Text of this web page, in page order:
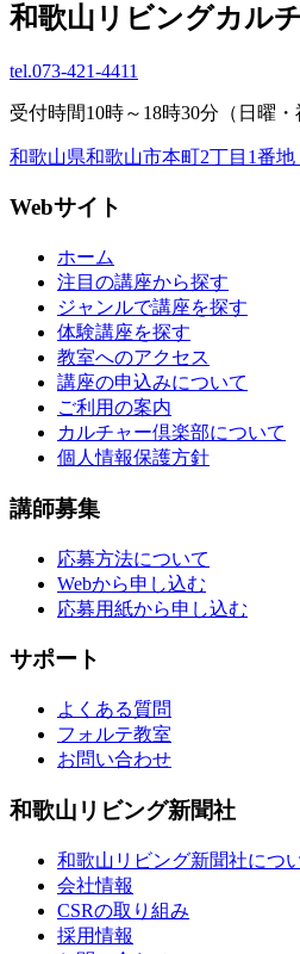
和歌山リビングカル
tel.073-421-4411
受付時間10時～18時30分（日曜・
和歌山県和歌山市本町2丁目1番
Webサイト
ホーム
注目の講座から探す
ジャンルで講座を探す
体験講座を探す
教室へのアクセス
講座の申込みについて
ご利用の案内
カルチャー倶楽部について
個人情報保護方針
講師募集
応募方法について
Webから申し込む
応募用紙から申し込む
サポート
よくある質問
フォルテ教室
お問い合わせ
和歌山リビング新聞社
和歌山リビング新聞社につ
会社情報
CSRの取り組み
採用情報